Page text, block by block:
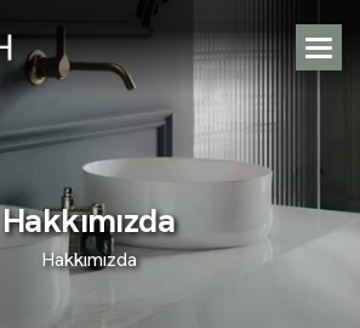
Hakkımızda
Hakkımızda